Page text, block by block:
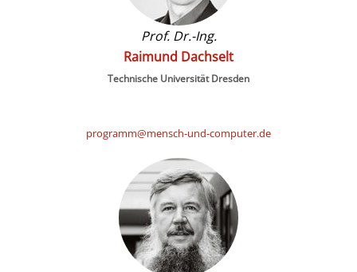
Prof. Dr.-Ing.
Raimund Dachselt
Technische Universität Dresden
programm@mensch-und-computer.de